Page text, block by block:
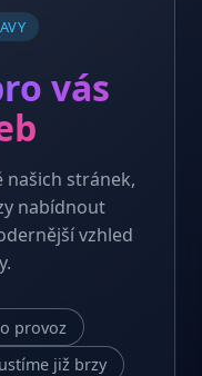
vás
našich stránek,
nabídnout
vzhled
provoz
již brzy